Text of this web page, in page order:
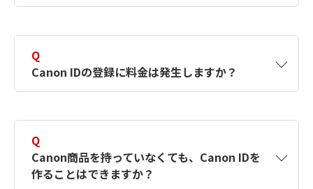
択したサービスから取得します。アカウントを
簡単に作成できるように、この情報を使用して
Canon IDの登録フォームを入力します。
Q
Canon IDの登録に料金は発生しますか？
Q
Canon商品を持っていなくても、Canon IDを
作ることはできますか？